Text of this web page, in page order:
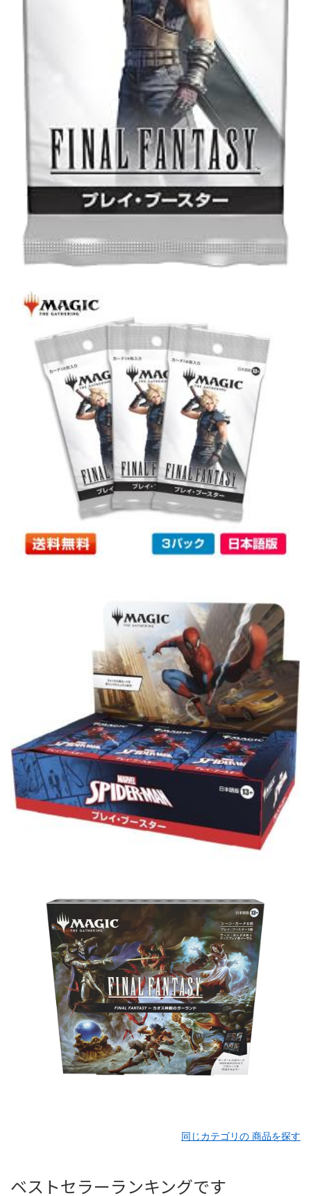
同じカテゴリの 商品を探す
ベストセラーランキングです